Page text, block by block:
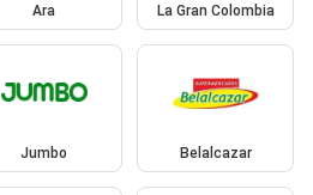
Ara La Gran Colombia
Jumbo Belalcazar